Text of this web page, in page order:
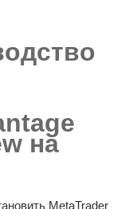
на
MetaTrader